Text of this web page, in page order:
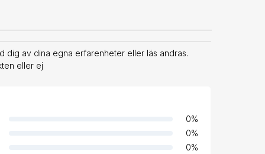
dig av dina egna erfarenheter eller läs andras.
eller ej
0%
0%
0%